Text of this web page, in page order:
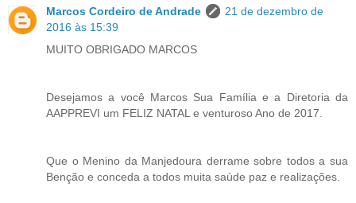
Marcos Cordeiro de Andrade
21 de dezembro de
2016 às 15:39
MUITO OBRIGADO MARCOS
Desejamos a você Marcos Sua Família e a Diretoria da
AAPPREVI um FELIZ NATAL e venturoso Ano de 2017.
Que o Menino da Manjedoura derrame sobre todos a sua
Benção e conceda a todos muita saúde paz e realizações.